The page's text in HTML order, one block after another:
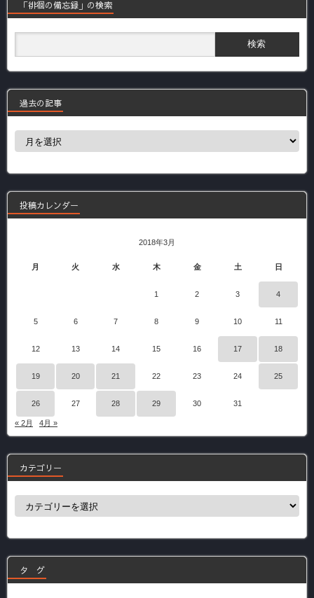
「徘徊の備忘録」の検索
過去の記事
過
事
投稿カレンダー
2018年3月
月 火 水 木 金 土 日
1 2 3 4
5 6 7 8 9 10 11
12 13 14 15 16 17 18
19 20 21 22 23 24 25
26 27 28 29 30 31
« 2月 4月 »
カテゴリー
カ
ー
タ グ